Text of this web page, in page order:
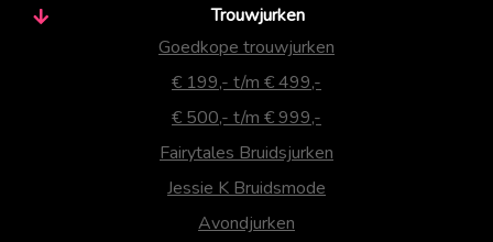
Trouwjurken
Goedkope trouwjurken
€ 199,- t/m € 499,-
€ 500,- t/m € 999,-
Fairytales Bruidsjurken
Jessie K Bruidsmode
Avondjurken